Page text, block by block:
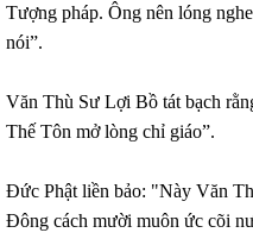
Tượng pháp. Ông nên lóng
nói”.
Văn Thù Sư Lợi Bồ tát bạch
Thế Tôn mở lòng chỉ giáo”.
Đức Phật liền bảo: "Này Văn
Đông cách mười muôn ức cõi